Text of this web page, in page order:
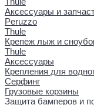
Аксессуары и
Peruzzo
Thule
Крепеж лыж и
Thule
Аксессуары
Крепления для
Серфинг
Грузовые корзины
Защита бамперов и